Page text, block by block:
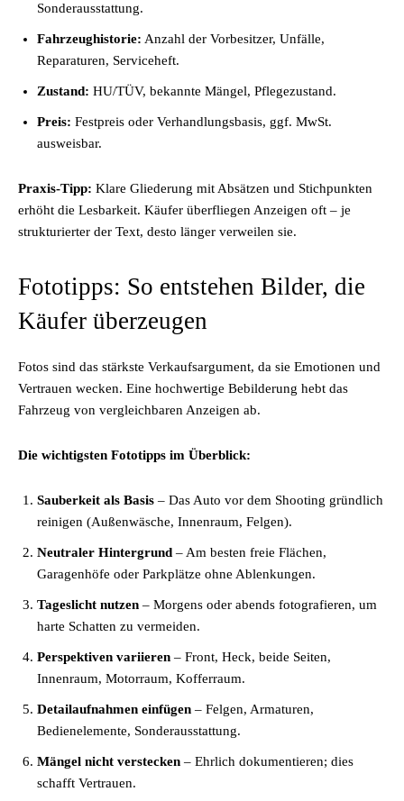
Sonderausstattung.
Fahrzeughistorie: Anzahl der Vorbesitzer, Unfälle,
Reparaturen, Serviceheft.
Zustand: HU/TÜV, bekannte Mängel, Pflegezustand.
Preis: Festpreis oder Verhandlungsbasis, ggf. MwSt.
ausweisbar.
Praxis-Tipp: Klare Gliederung mit Absätzen und Stichpunkten
erhöht die Lesbarkeit. Käufer überfliegen Anzeigen oft – je
strukturierter der Text, desto länger verweilen sie.
Fototipps: So entstehen Bilder, die
Käufer überzeugen
Fotos sind das stärkste Verkaufsargument, da sie Emotionen und
Vertrauen wecken. Eine hochwertige Bebilderung hebt das
Fahrzeug von vergleichbaren Anzeigen ab.
Die wichtigsten Fototipps im Überblick:
Sauberkeit als Basis – Das Auto vor dem Shooting gründlich
reinigen (Außenwäsche, Innenraum, Felgen).
Neutraler Hintergrund – Am besten freie Flächen,
Garagenhöfe oder Parkplätze ohne Ablenkungen.
Tageslicht nutzen – Morgens oder abends fotografieren, um
harte Schatten zu vermeiden.
Perspektiven variieren – Front, Heck, beide Seiten,
Innenraum, Motorraum, Kofferraum.
Detailaufnahmen einfügen – Felgen, Armaturen,
Bedienelemente, Sonderausstattung.
Mängel nicht verstecken – Ehrlich dokumentieren; dies
schafft Vertrauen.